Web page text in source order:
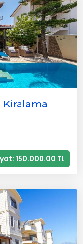
Kiralama
150.000.00 TL